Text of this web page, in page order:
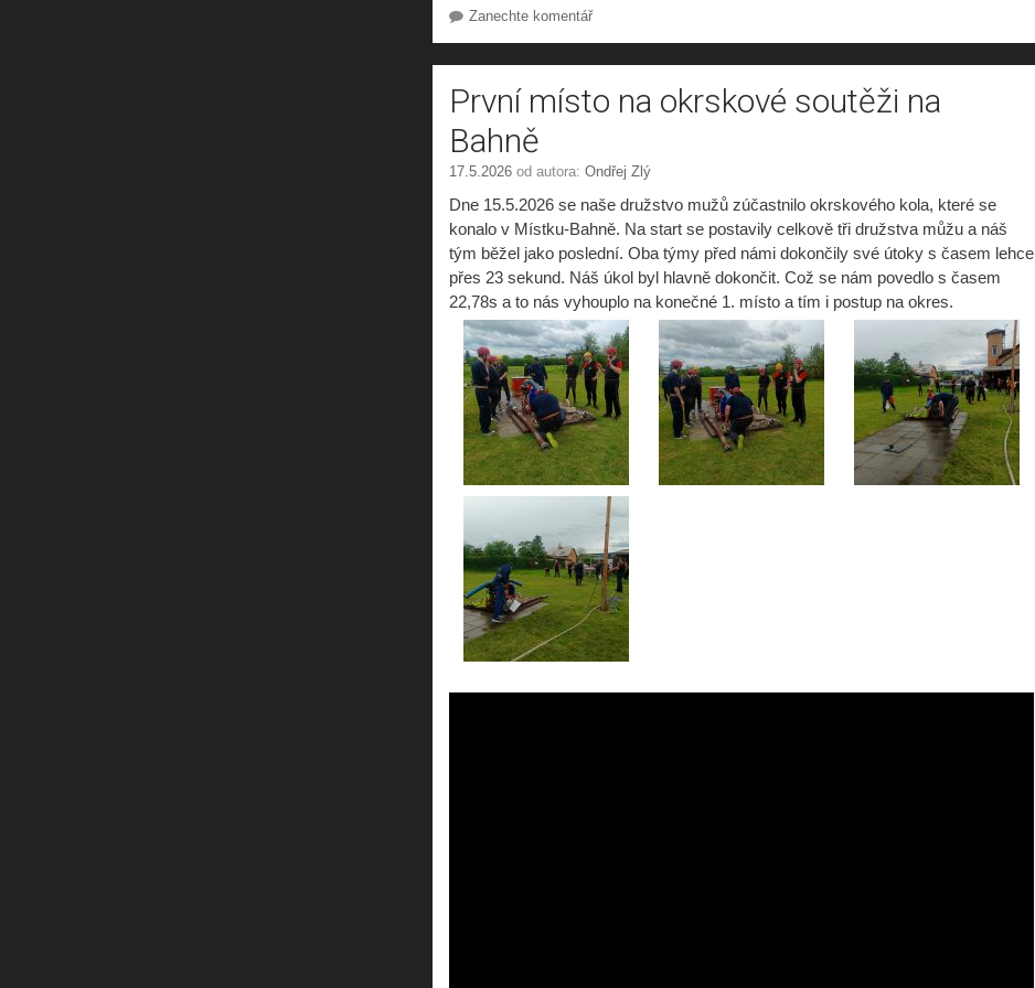
Zanechte komentář
První místo na okrskové soutěži na
Bahně
17.5.2026 od autora: Ondřej Zlý
Dne 15.5.2026 se naše družstvo mužů zúčastnilo okrskového kola, které se
konalo v Místku-Bahně. Na start se postavily celkově tři družstva můžu a náš
tým běžel jako poslední. Oba týmy před námi dokončily své útoky s časem lehce
přes 23 sekund. Náš úkol byl hlavně dokončit. Což se nám povedlo s časem
22,78s a to nás vyhouplo na konečné 1. místo a tím i postup na okres.